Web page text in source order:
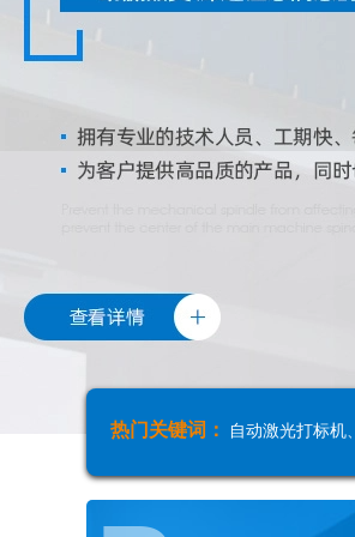
热门关键词： 自动激光打标机、